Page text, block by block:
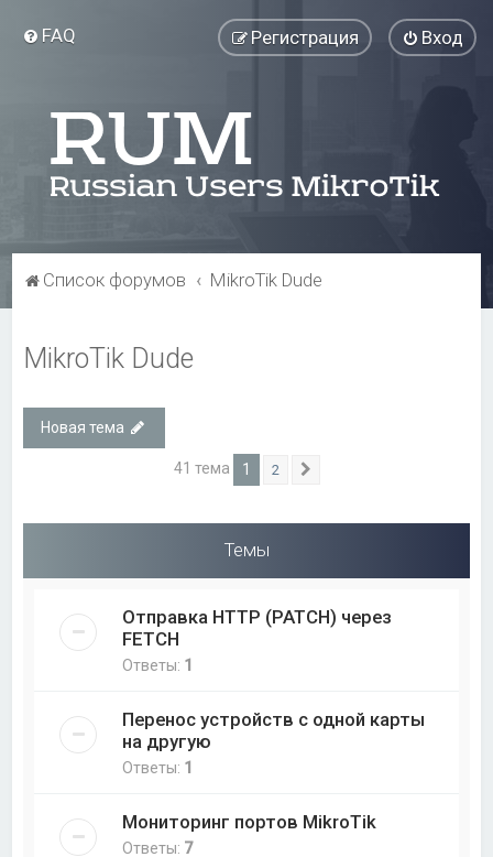
FAQ Вход
Регистрация
Список форумов MikroTik Dude
MikroTik Dude
Новая тема
41 тема 1 2
Темы
Отправка HTTP (PATCH) через
FETCH
Ответы: 1
Перенос устройств с одной карты
на другую
Ответы: 1
Мониторинг портов MikroTik
Ответы: 7